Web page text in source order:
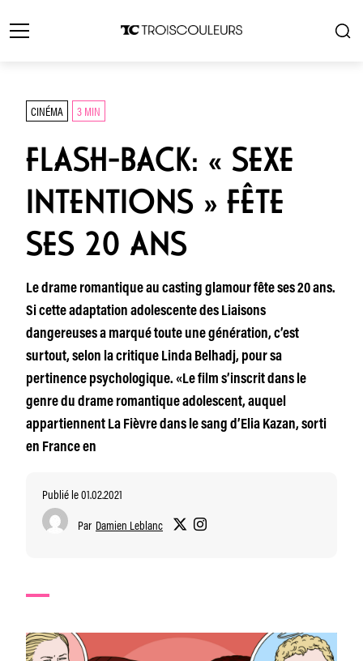
CINÉMA 3 MIN
FLASH-BACK: « SEXE
INTENTIONS » FÊTE
SES 20 ANS
Le drame romantique au casting glamour fête ses 20 ans.
Si cette adaptation adolescente des Liaisons
dangereuses a marqué toute une génération, c’est
surtout, selon la critique Linda Belhadj, pour sa
pertinence psychologique. «Le film s’inscrit dans le
genre du drame romantique adolescent, auquel
appartiennent La Fièvre dans le sang d’Elia Kazan, sorti
en France en
Publié le 01.02.2021
Par Damien Leblanc